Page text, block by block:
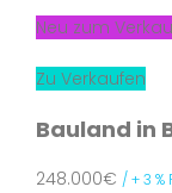
Neu zum
Zu Verkaufen
Bauland in
248.000€ / + 3